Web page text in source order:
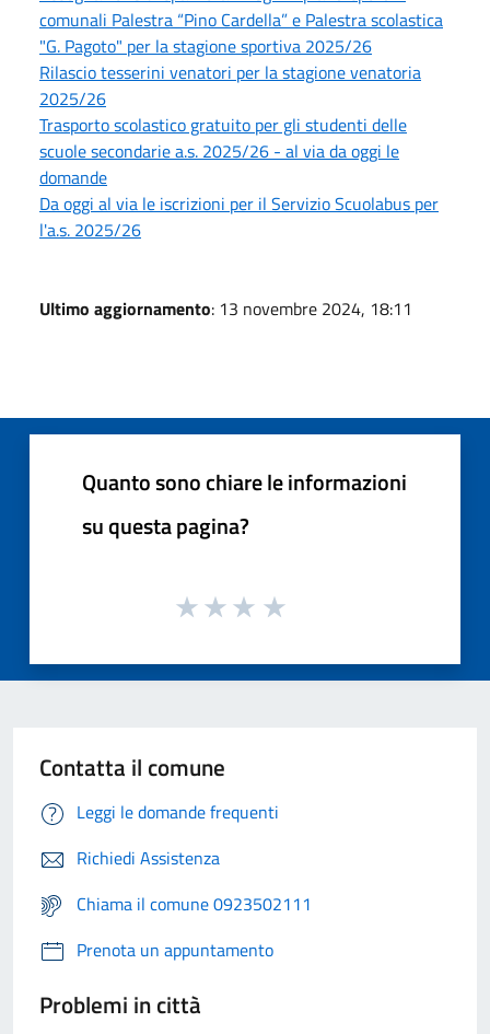
comunali Palestra “Pino Cardella” e Palestra scolastica
"G. Pagoto" per la stagione sportiva 2025/26
Rilascio tesserini venatori per la stagione venatoria
2025/26
Trasporto scolastico gratuito per gli studenti delle
scuole secondarie a.s. 2025/26 - al via da oggi le
domande
Da oggi al via le iscrizioni per il Servizio Scuolabus per
l'a.s. 2025/26
Ultimo aggiornamento: 13 novembre 2024, 18:11
Quanto sono chiare le informazioni
su questa pagina?
Contatta il comune
Leggi le domande frequenti
Richiedi Assistenza
Chiama il comune 0923502111
Prenota un appuntamento
Problemi in città